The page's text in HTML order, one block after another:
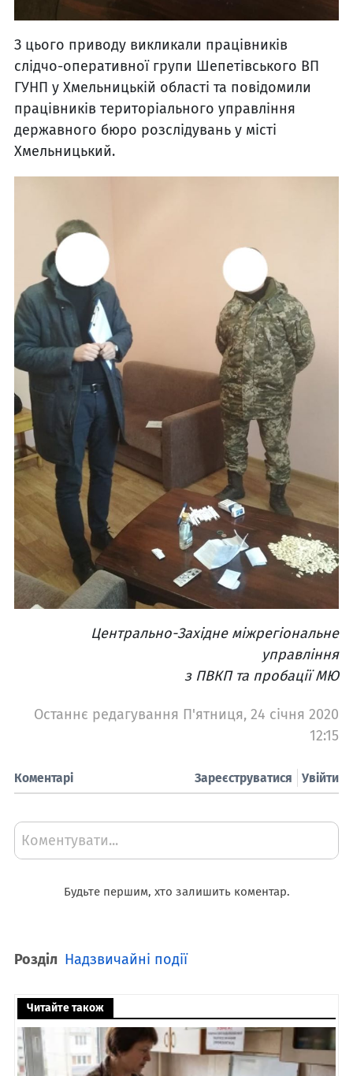
З цього приводу викликали працівників
слідчо-оперативної групи Шепетівського ВП
ГУНП у Хмельницькій області та повідомили
працівників територіального управління
державного бюро розслідувань у місті
Хмельницький.
Центрально-Західне міжрегіональне
управління
з ПВКП та пробації МЮ
Останнє редагування П'ятниця, 24 січня 2020
12:15
Коментарі Увійти
Зареєструватися
Коментувати...
Будьте першим, хто залишить коментар.
Розділ Надзвичайні події
Читайте також